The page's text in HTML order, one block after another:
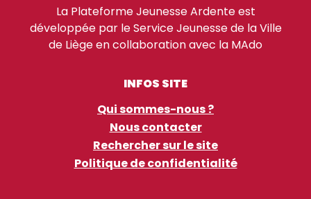
La Plateforme Jeunesse Ardente est
développée par le Service Jeunesse de la Ville
de Liège en collaboration avec la MAdo
INFOS SITE
Qui sommes-nous ?
Nous contacter
Rechercher sur le site
Politique de confidentialité